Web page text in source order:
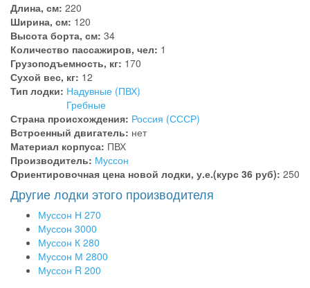
Длина, см: 220
Ширина, см: 120
Высота борта, см: 34
Количество пассажиров, чел: 1
Грузоподъемность, кг: 170
Сухой вес, кг: 12
Тип лодки: Надувные (ПВХ)
Гребные
Страна происхождения: Россия (СССР)
Встроенный двигатель: нет
Материал корпуса: ПВХ
Производитель: Муссон
Ориентировочная цена новой лодки, у.е.(курс 36 руб): 250
Другие лодки этого производителя
Муссон Н 270
Муссон 3000
Муссон К 280
Муссон М 2800
Муссон R 200